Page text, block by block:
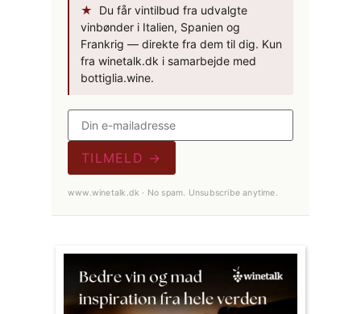
★
Du får vintilbud fra udvalgte
vinbønder i Italien, Spanien og
Frankrig — direkte fra dem til dig. Kun
fra winetalk.dk i samarbejde med
bottiglia.wine.
TILMELD →
www.winetalk.dk · No spam. Unsubscribe anytime.